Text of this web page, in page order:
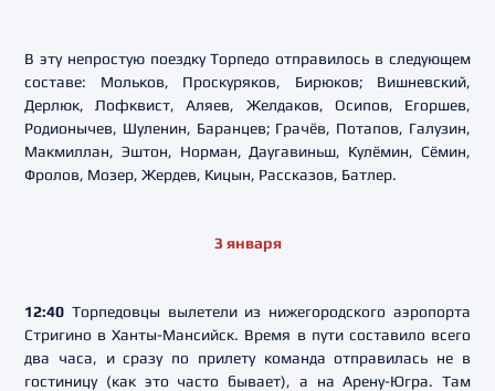
В эту непростую поездку Торпедо отправилось в следующем
составе: Мольков, Проскуряков, Бирюков; Вишневский,
Дерлюк, Лофквист, Аляев, Желдаков, Осипов, Егоршев,
Родионычев, Шуленин, Баранцев; Грачёв, Потапов, Галузин,
Макмиллан, Эштон, Норман, Даугавиньш, Кулёмин, Сёмин,
Фролов, Мозер, Жердев, Кицын, Рассказов, Батлер.
3 января
12:40 Торпедовцы вылетели из нижегородского аэропорта
Стригино в Ханты-Мансийск. Время в пути составило всего
два часа, и сразу по прилету команда отправилась не в
гостиницу (как это часто бывает), а на Арену-Югра. Там